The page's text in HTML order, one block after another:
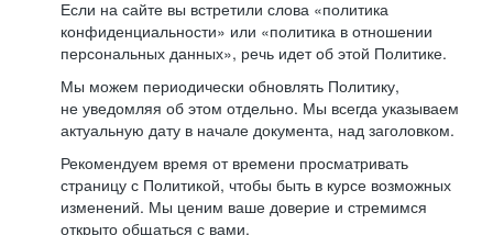
Если на сайте вы встретили слова «политика
конфиденциальности» или «политика в отношении
персональных данных», речь идет об этой Политике.
Мы можем периодически обновлять Политику,
не уведомляя об этом отдельно. Мы всегда указываем
актуальную дату в начале документа, над заголовком.
Рекомендуем время от времени просматривать
страницу с Политикой, чтобы быть в курсе возможных
изменений. Мы ценим ваше доверие и стремимся
открыто общаться с вами.